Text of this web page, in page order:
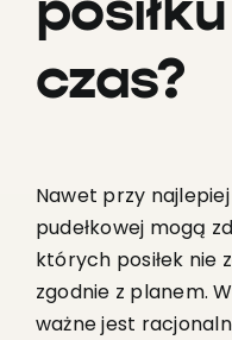
czas?
Nawet przy
pudełkowej mogą
których posiłek nie
zgodnie z planem.
ważne jest